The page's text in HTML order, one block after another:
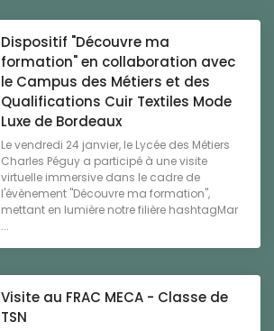
Dispositif "Découvre ma
formation" en collaboration avec
le Campus des Métiers et des
Qualifications Cuir Textiles Mode
Luxe de Bordeaux
Le vendredi 24 janvier, le Lycée des Métiers
Charles Péguy a participé à une visite
virtuelle immersive dans le cadre de
l'évènement "Découvre ma formation",
mettant en lumière notre filière hashtagMar
...
Visite au FRAC MECA - Classe de
TSN